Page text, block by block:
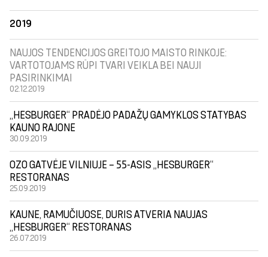
2019
NAUJOS TENDENCIJOS GREITOJO MAISTO RINKOJE:
VARTOTOJAMS RŪPI TVARI VEIKLA BEI NAUJI
PASIRINKIMAI
02.12.2019
„HESBURGER“ PRADĖJO PADAŽŲ GAMYKLOS STATYBAS
KAUNO RAJONE
30.09.2019
OZO GATVĖJE VILNIUJE – 55-ASIS „HESBURGER“
RESTORANAS
25.09.2019
KAUNE, RAMUČIUOSE, DURIS ATVERIA NAUJAS
„HESBURGER“ RESTORANAS
26.07.2019